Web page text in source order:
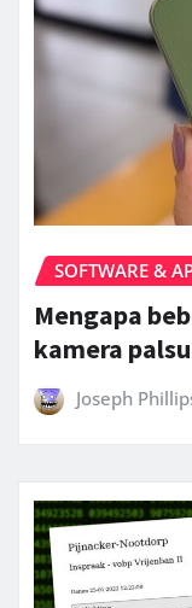
SOFTWARE &
Mengapa
kamera
Joseph